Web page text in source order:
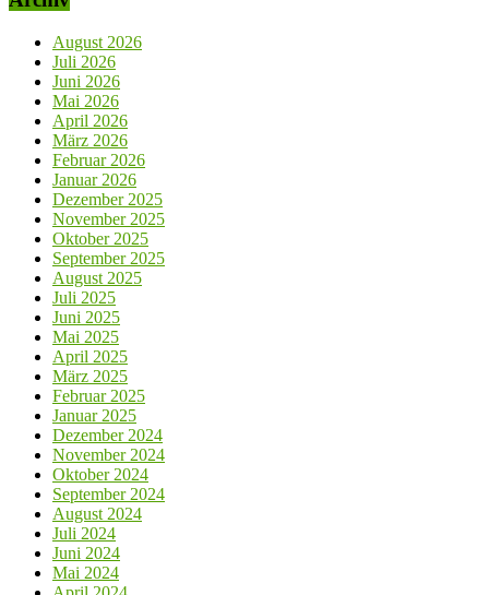
August 2026
Juli 2026
Juni 2026
Mai 2026
April 2026
März 2026
Februar 2026
Januar 2026
Dezember 2025
November 2025
Oktober 2025
September 2025
August 2025
Juli 2025
Juni 2025
Mai 2025
April 2025
März 2025
Februar 2025
Januar 2025
Dezember 2024
November 2024
Oktober 2024
September 2024
August 2024
Juli 2024
Juni 2024
Mai 2024